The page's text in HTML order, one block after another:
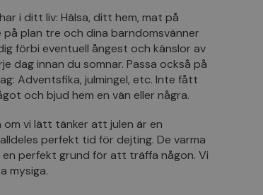
i ditt liv: Hälsa, ditt hem, mat på
plan tre och dina barndomsvänner
förbi eventuell ångest och känslor av
dag innan du somnar. Passa också på
Adventsfika, julmingel, etc. Inte fått
och bjud hem en vän eller några.
om vi lätt tänker att julen är en
perfekt tid för dejting. De varma
perfekt grund för att träffa någon. Vi
mysiga.